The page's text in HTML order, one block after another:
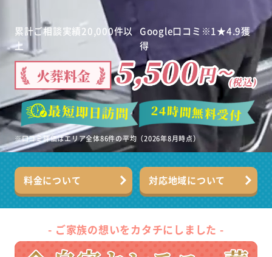
累計ご相談実績20,000件以
上
Google口コミ ※1 ★4.9獲
得
※口コミ評価はエリア全体86件の平均（2026年8月時点）
料金について 対応地域について
- ご家族の想いをカタチにしました -